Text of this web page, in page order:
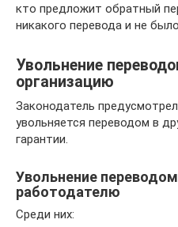
кто предложит обратный
никакого перевода и не
Увольнение
организацию
Законодатель
увольняется переводом в
гарантии.
Увольнение
работодателю
Среди них: